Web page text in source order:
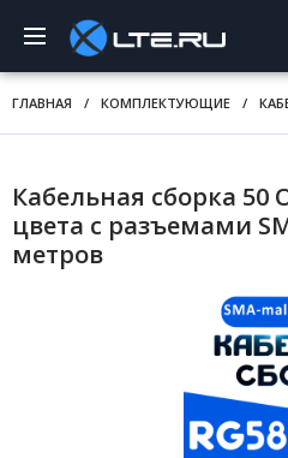
ГЛАВНАЯ / КОМПЛЕКТУЮЩИЕ /
Кабельная сборка 50
цвета с разъемами
метров